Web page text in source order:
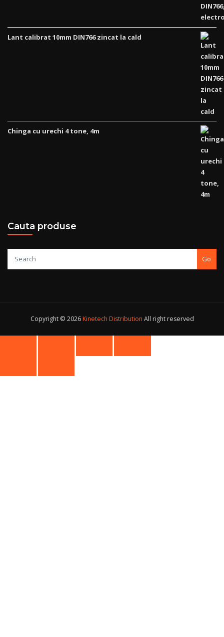
Lant calibrat 10mm DIN766 zincat la cald
Chinga cu urechi 4 tone, 4m
Cauta produse
Go
Copyright © 2026Kinetech Distribution All right reserved